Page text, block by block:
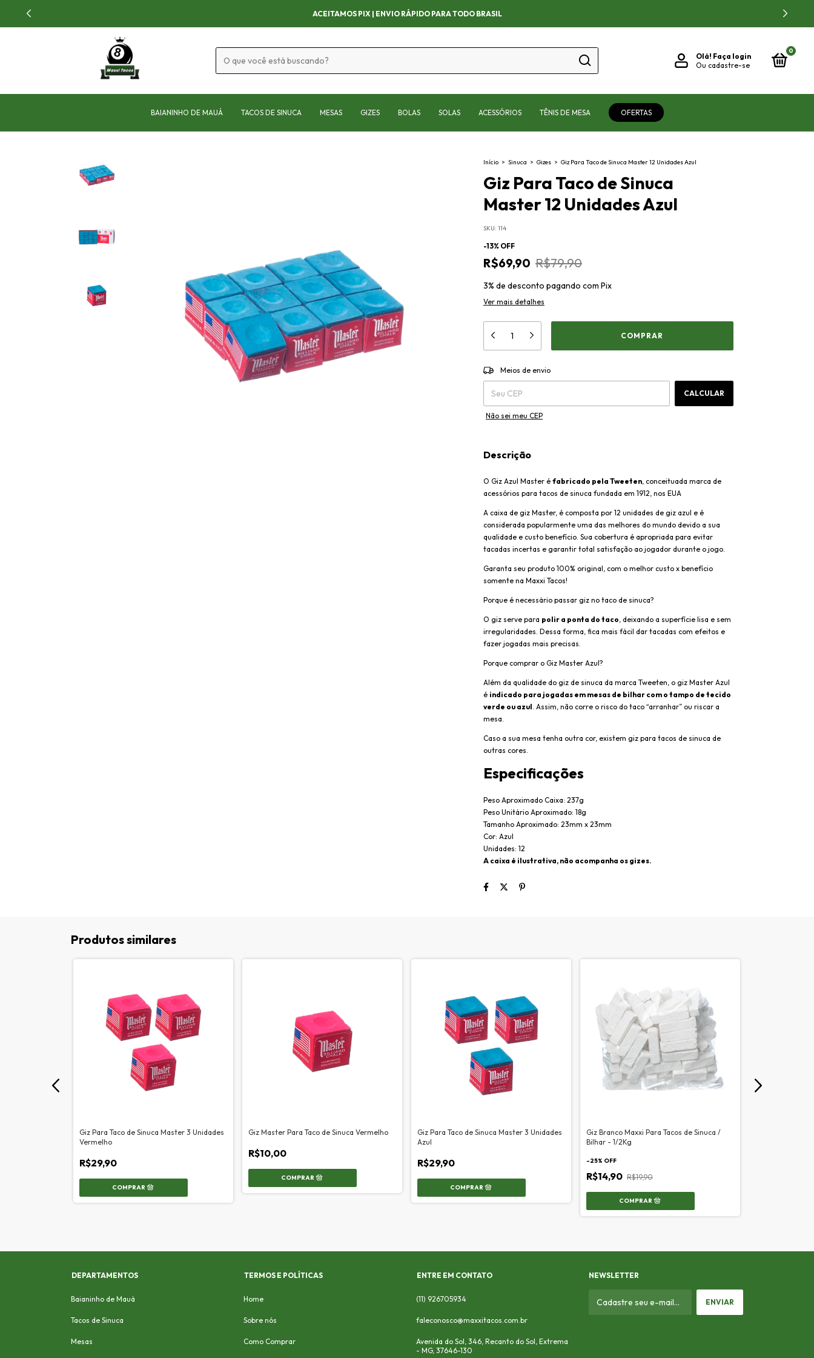
APROVEITE AS OFERTAS POR TEMPO LIMITADO!
Olá! Faça login
Ou cadastre-se
0
BAIANINHO DE MAUÁ TACOS DE SINUCA MESAS GIZES BOLAS SOLAS ACESSÓRIOS TÊNIS DE MESA OFERTAS
Início > Sinuca > Gizes > Giz Para Taco de Sinuca Master 12 Unidades Azul
Giz Para Taco de Sinuca
Master 12 Unidades Azul
SKU: 114
-13% OFF
R$69,90 R$79,90
3% de desconto pagando com Pix
Ver mais detalhes
Entregas para o CEP:
Meios de envio
CALCULAR
Não sei meu CEP
Descrição
O Giz Azul Master é fabricado pela Tweeten, conceituada marca de
acessórios para tacos de sinuca fundada em 1912, nos EUA
A caixa de giz Master, é composta por 12 unidades de giz azul e é
considerada popularmente uma das melhores do mundo devido a sua
qualidade e custo benefício. Sua cobertura é apropriada para evitar
tacadas incertas e garantir total satisfação ao jogador durante o jogo.
Garanta seu produto 100% original, com o melhor custo x benefício
somente na Maxxi Tacos!
Porque é necessário passar giz no taco de sinuca?
O giz serve para polir a ponta do taco, deixando a superfície lisa e sem
irregularidades. Dessa forma, fica mais fácil dar tacadas com efeitos e
fazer jogadas mais precisas.
Porque comprar o Giz Master Azul?
Além da qualidade do giz de sinuca da marca Tweeten, o giz Master Azul
é indicado para jogadas em mesas de bilhar com o tampo de tecido
verde ou azul. Assim, não corre o risco do taco “arranhar” ou riscar a
mesa.
Caso a sua mesa tenha outra cor, existem giz para tacos de sinuca de
outras cores.
Especificações
Peso Aproximado Caixa: 237g
Peso Unitário Aproximado: 18g
Tamanho Aproximado: 23mm x 23mm
Cor: Azul
Unidades: 12
A caixa é ilustrativa, não acompanha os gizes.
Produtos similares
Giz Para Taco de Sinuca Master 3 Unidades
Vermelho
R$29,90
Giz Master Para Taco de Sinuca Vermelho
R$10,00
Giz Para Taco de Sinuca Master 3 Unidades
Azul
R$29,90
Giz Branco Maxxi Para Tacos de Sinuca /
Bilhar - 1/2Kg
-25% OFF
R$14,90 R$19,90
DEPARTAMENTOS
Baianinho de Mauá
Tacos de Sinuca
Mesas
TERMOS E POLÍTICAS
Home
Sobre nós
Como Comprar
ENTRE EM CONTATO
(11) 926705934
faleconosco@maxxitacos.com.br
Avenida do Sol, 346, Recanto do Sol, Extrema
- MG, 37646-130
NEWSLETTER